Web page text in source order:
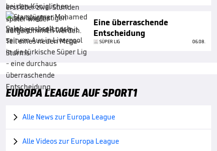
Eine überraschende
Entscheidung
SÜPER LIG 06.08.
EUROPA LEAGUE AUF SPORT1
 Alle News zur Europa League
 Alle Videos zur Europa League